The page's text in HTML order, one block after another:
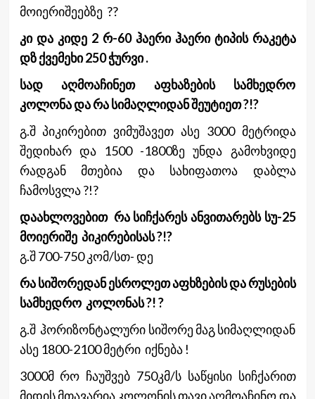
მოიერიშეებზე ??
კი და კიდე 2 რ-60 ჰაერი ჰაერი ტიპის რაკეტა
დზ ქვემეხი 250 ჭურვი .
სად აღმოაჩინეთ აფხაზების სამხედრო
კოლონა და რა სიმაღლიდან შეუტიეთ ?!?
გ.შ პიკირებით ვიმუშავეთ ასე 3000 მეტრიდა
შედიხარ და 1500 -1800ზე უნდა გამოხვიდე
რადგან მთებია და სახიფათოა დაბლა
ჩამოსვლა ?!?
დაახლოვებით რა სიჩქარეს ანვითარებს სუ-25
მოიერიშე პიკირებისას ?!?
გ.შ 700-750 კომ/სთ- დე
რა სიშორედან ესროლეთ აფხზების და რუსების
სამხედრო კოლონას ?! ?
გ.შ ჰორიზონტალური სიშორე მაგ სიმაღლიდან
ასე 1800-2100 მეტრი იქნება !
3000მ რო ჩაუშვებ 750კმ/ს საწყისი სიჩქარით
მიდის მთავარია კოლონის თავი აღმოაჩინო და